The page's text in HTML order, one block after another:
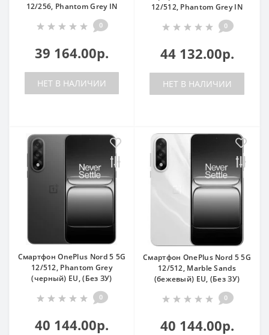
12/256, Phantom Grey IN
0
39 164.00р.
НЕТ В НАЛИЧИИ
12/512, Phantom Grey IN
0
44 132.00р.
НЕТ В НАЛИЧИИ
Смартфон OnePlus Nord 5 5G
12/512, Phantom Grey
(черный) EU, (Без ЗУ)
0
40 144.00р.
Смартфон OnePlus Nord 5 5G
12/512, Marble Sands
(бежевый) EU, (Без ЗУ)
0
40 144.00р.